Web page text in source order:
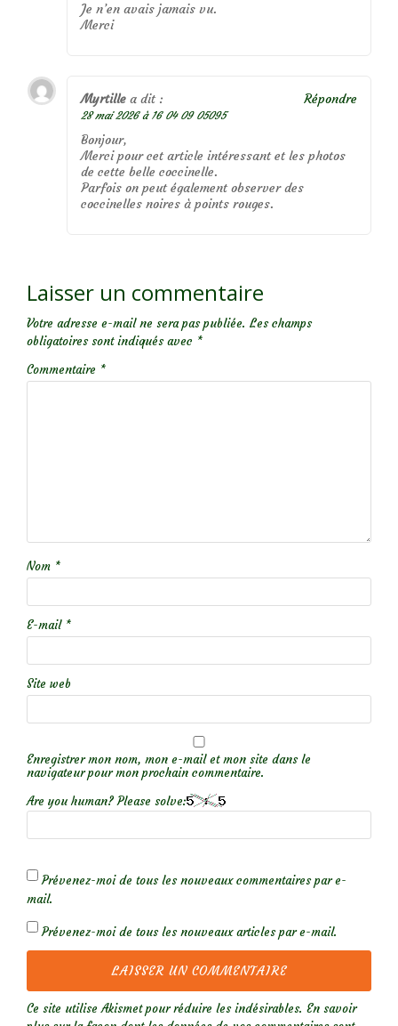
Je n’en avais jamais vu.
Merci
Myrtille a dit :
28 mai 2026 à 16 04 09 05095
Bonjour,
Merci pour cet article intéressant et les photos
de cette belle coccinelle.
Parfois on peut également observer des
coccinelles noires à points rouges.
Répondre
Laisser un commentaire
Votre adresse e-mail ne sera pas publiée. Les champs
obligatoires sont indiqués avec *
Commentaire *
Nom *
E-mail *
Site web
Enregistrer mon nom, mon e-mail et mon site dans le
navigateur pour mon prochain commentaire.
Are you human? Please solve:
Prévenez-moi de tous les nouveaux commentaires par e-
mail.
Prévenez-moi de tous les nouveaux articles par e-mail.
Ce site utilise Akismet pour réduire les indésirables. En savoir